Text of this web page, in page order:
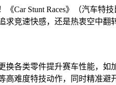
Car Stunt Races》（汽车
竞速快感，还是热衷空中翻
换各类零件提升赛车性能，如
难度特技动作，同时精准避